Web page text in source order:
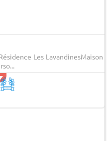
Les LavandinesMaison